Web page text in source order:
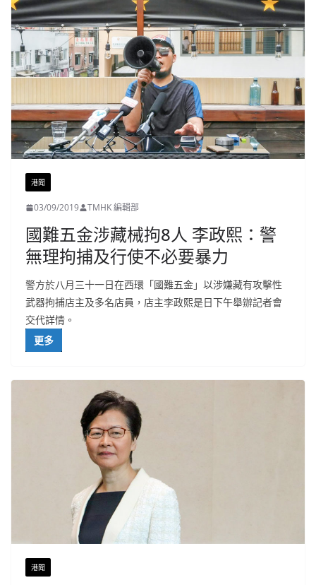
港聞
03/09/2019 TMHK 編輯部
國難五金涉藏械拘8人 李政熙：警
無理拘捕及行使不必要暴力
警方於八月三十一日在西環「國難五金」以涉嫌藏有攻擊性
武器拘捕店主及多名店員，店主李政熙是日下午舉辦記者會
交代詳情。
更多
港聞